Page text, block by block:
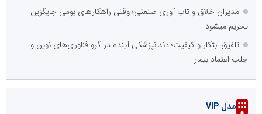
مدیران خلاق و تاب آوری صنعتی؛ وقتی راهکارهای بومی جایگزین
تحریم میشود
تلفیق ابتکار و کیفیت؛ دندانپزشکی آینده در گرو فناوری‌های نوین و
جلب اعتماد بیمار
مدل VIP